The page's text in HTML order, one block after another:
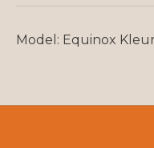
Model: Equinox